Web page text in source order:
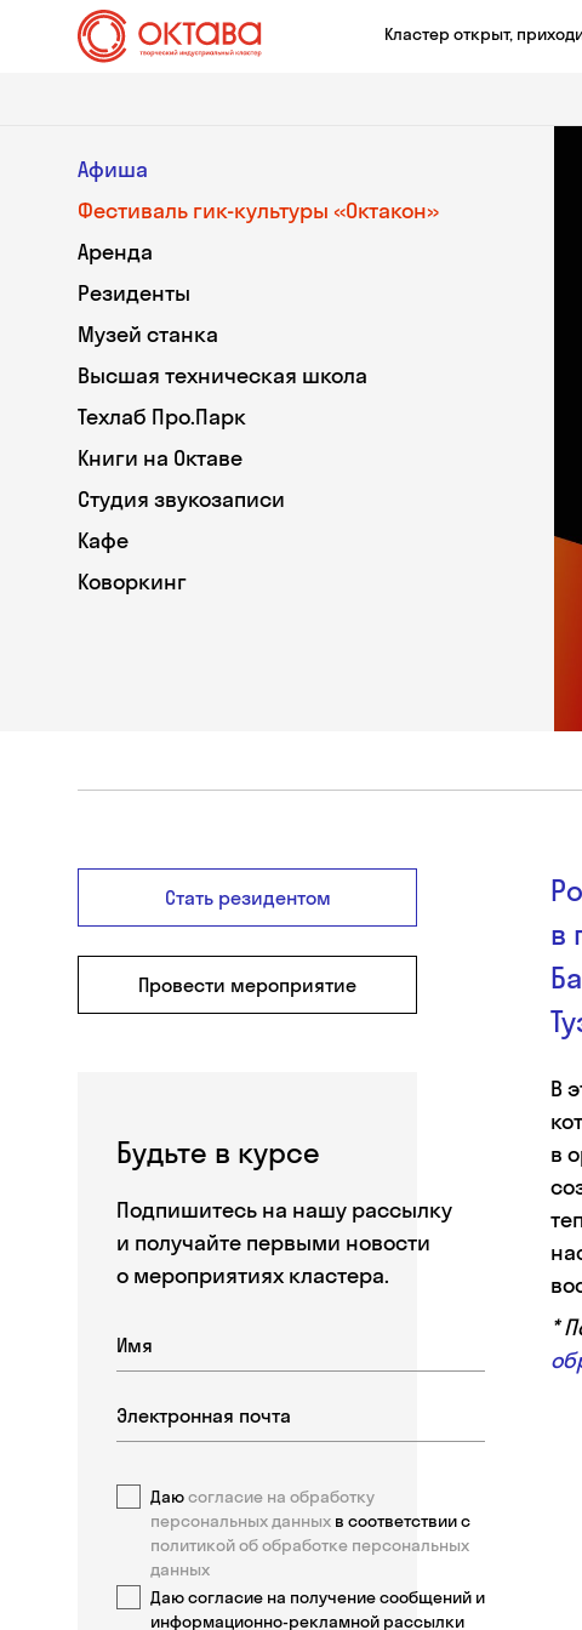
Кластер открыт,
Афиша
Фестиваль гик-культуры «Октакон»
Аренда
Резиденты
Музей станка
Высшая техническая школа
Техлаб Про.Парк
Книги на Октаве
Студия звукозаписи
Кафе
Коворкинг
Стать резидентом
Провести мероприятие
Будьте в курсе
Подпишитесь на нашу рассылку
и получайте первыми новости
о мероприятиях кластера.
Даюсогласие на обработку
персональных данных в соответствии с
политикой об обработке персональных
данных
Даю согласие на получение сообщений и
информационно-рекламной рассылки
в
В
в
*